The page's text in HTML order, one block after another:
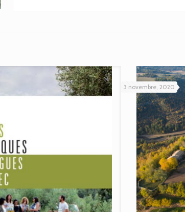
3 novembre, 2020